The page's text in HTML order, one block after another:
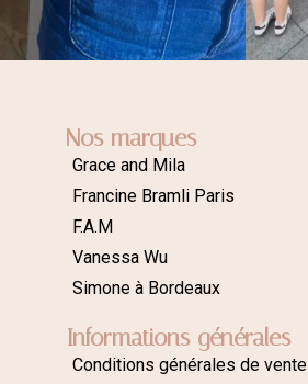
Nos marques
Grace and Mila
Francine Bramli Paris
F.A.M
Vanessa Wu
Simone à Bordeaux
Informations générales
Conditions générales de vente